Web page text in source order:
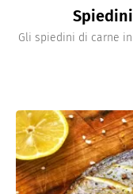
Gli spiedini di carne